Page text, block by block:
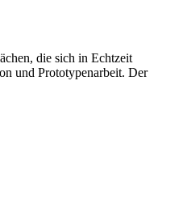
die sich in Echtzeit
und Prototypenarbeit. Der